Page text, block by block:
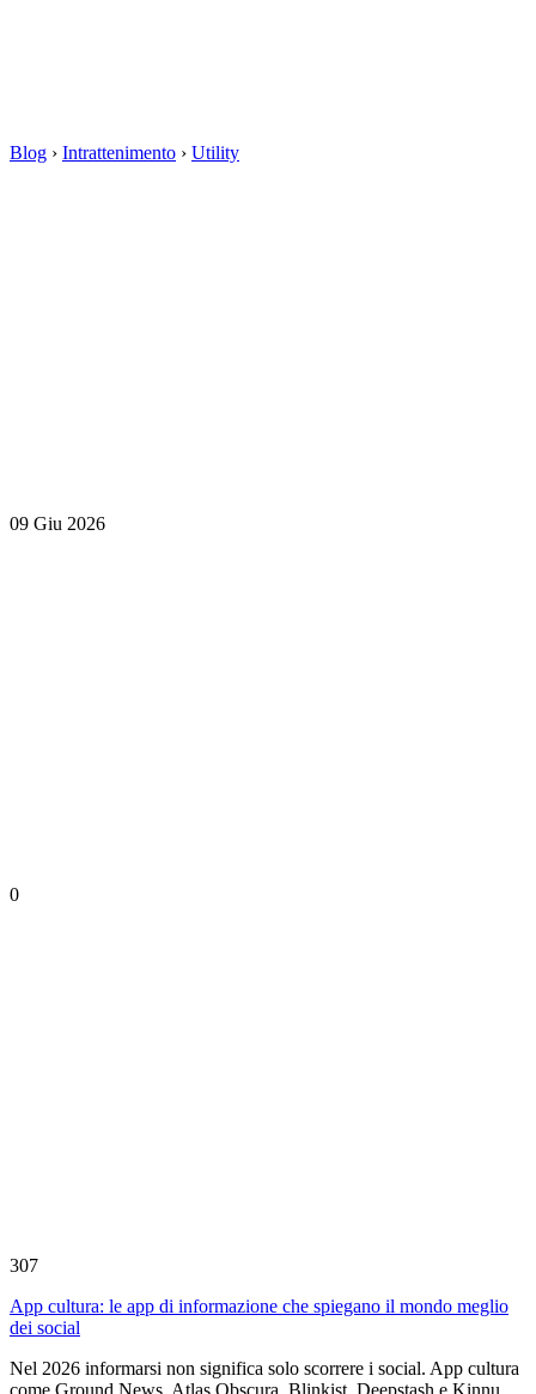
Blog › Intrattenimento › Utility
09 Giu 2026
0
307
App cultura: le app di informazione che spiegano il mondo meglio
dei social
Nel 2026 informarsi non significa solo scorrere i social. App cultura
come Ground News, Atlas Obscura, Blinkist, Deepstash e Kinnu